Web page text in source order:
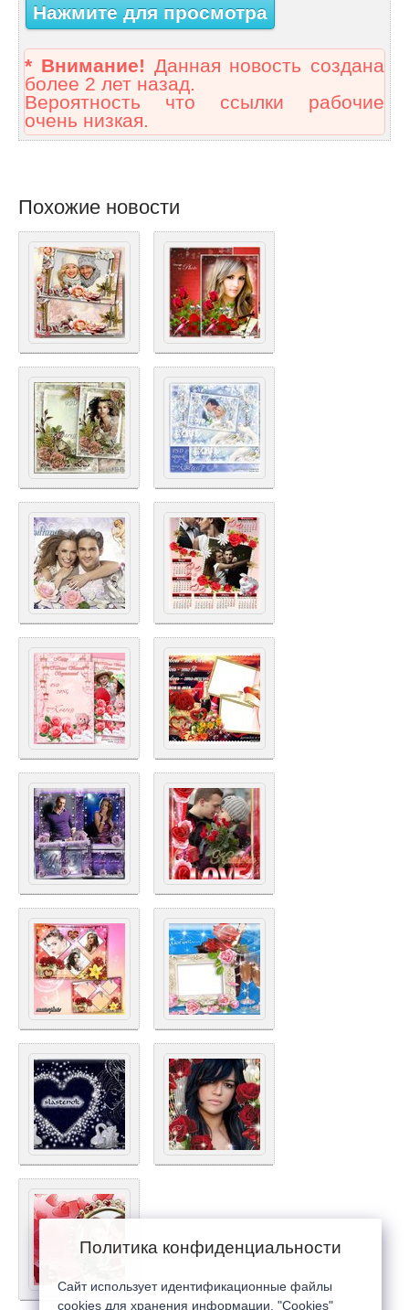
Нажмите для просмотра
* Внимание! Данная новость создана
более 2 лет назад.
Вероятность что ссылки рабочие
очень низкая.
Похожие новости
Политика конфиденциальности
Сайт использует идентификационные файлы
cookies для хранения информации. "Cookies"